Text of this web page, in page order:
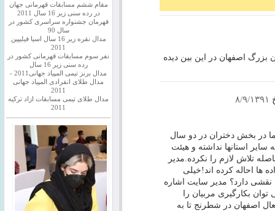
بزرگ اصفهان در این بین دیده
۸/۹/۱۳۹۱
در بخش دختران در دو سال
استانها نداشته و هیئت
تلاش لازم را نکرده.مدیر
ها احاله کرده اند!خیلی
دارد؟ مدیر سایت اشاره
بکارگیری مربیان را
اصفهان در شطرنج تا به
مقام ششم مسابقات قهرمانی جهان
در رده سنی زیر 16 سال 2011
قهرمان جشنواره سراسری کشور در
سال 90
مدال نقره زیر 16 سال اسیا فیلیپین
2011
نفر سوم مسابقات قهرمانی کشور در
رده سنی زیر 16 سال
مدال برنز تیمی المپیاد جهانی2011 -
مدال طلای انفرادی المپیاد جهانی
2011
مدال طلای تیمی مسابقات ازاد ترکیه
2011